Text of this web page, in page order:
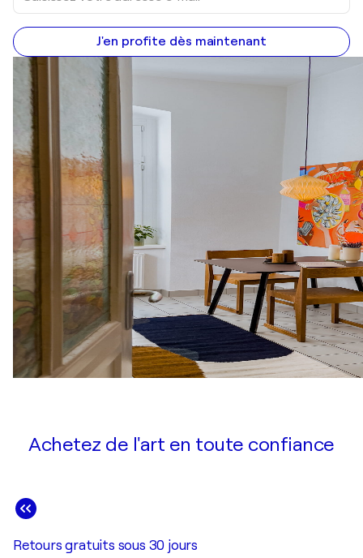
J'en profite dès maintenant
Achetez de l'art en toute confiance
Retours gratuits sous 30 jours